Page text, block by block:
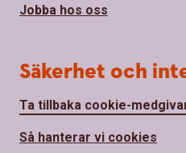
Jobba hos oss
Säkerhet och
Ta tillbaka cookie-
Så hanterar vi cookies